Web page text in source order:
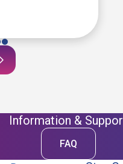
Information &
FAQ